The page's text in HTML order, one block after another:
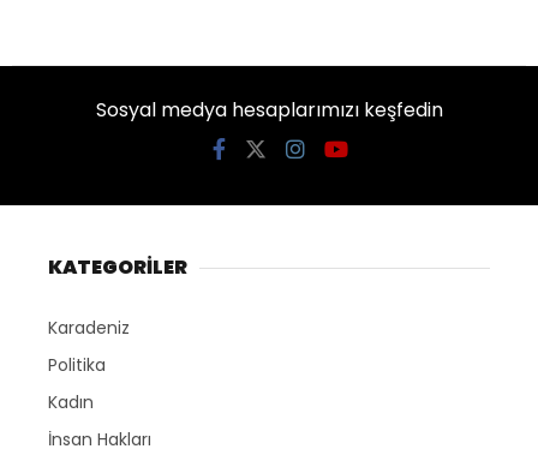
Sosyal medya hesaplarımızı keşfedin
KATEGORİLER
Karadeniz
Politika
Kadın
İnsan Hakları